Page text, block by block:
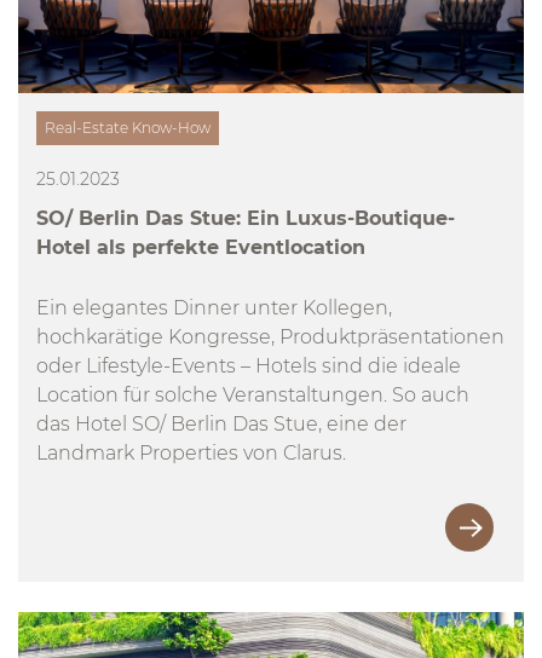
Real-Estate Know-How
25.01.2023
SO/ Berlin Das Stue: Ein Luxus-Boutique-
Hotel als perfekte Eventlocation
Ein elegantes Dinner unter Kollegen,
hochkarätige Kongresse, Produktpräsentationen
oder Lifestyle-Events – Hotels sind die ideale
Location für solche Veranstaltungen. So auch
das Hotel SO/ Berlin Das Stue, eine der
Landmark Properties von Clarus.